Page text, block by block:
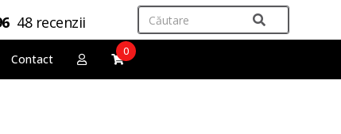
48 recenzii
Contact
0